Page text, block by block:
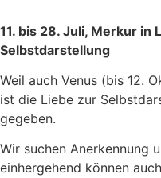
11. bis 28. Juli, Merkur in
Selbstdarstellung
Weil auch Venus (bis 12.
ist die Liebe zur
gegeben.
Wir suchen Anerkennung
einhergehend können